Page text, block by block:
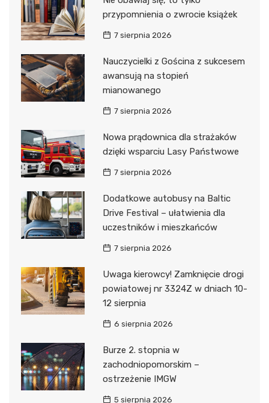
przypomnienia o zwrocie książek
7 sierpnia 2026
Nauczycielki z Gościna z sukcesem
awansują na stopień
mianowanego
7 sierpnia 2026
Nowa prądownica dla strażaków
dzięki wsparciu Lasy Państwowe
7 sierpnia 2026
Dodatkowe autobusy na Baltic
Drive Festival – ułatwienia dla
uczestników i mieszkańców
7 sierpnia 2026
Uwaga kierowcy! Zamknięcie drogi
powiatowej nr 3324Z w dniach 10-
12 sierpnia
6 sierpnia 2026
Burze 2. stopnia w
zachodniopomorskim –
ostrzeżenie IMGW
5 sierpnia 2026